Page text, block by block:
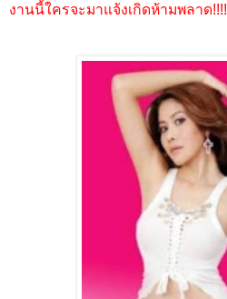
งานนี้ใครจะมาแจ้งเกิดห้ามพลาด!!!!